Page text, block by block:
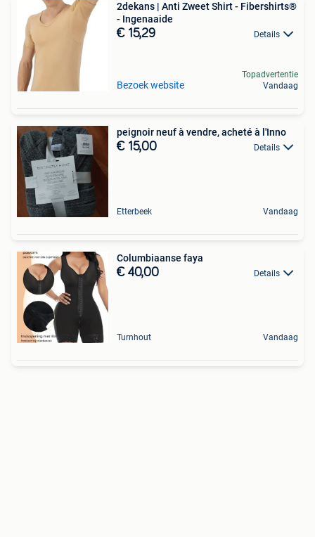
2dekans | Anti Zweet Shirt - Fibershirts®
- Ingenaaide
€ 15,29 Details
Bezoek website
Topadvertentie
Vandaag
peignoir neuf à vendre, acheté à l'Inno
€ 15,00 Details
Etterbeek Vandaag
Columbiaanse faya
€ 40,00 Details
Turnhout Vandaag